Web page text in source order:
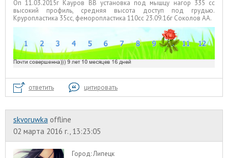
Оп 11.03.2015г Кауров ВВ установка под мышцу нагор 335 сс
высокий профиль, средняя высота доступ под грудью.
Круропластика 35сс, феморопластика 110сс 23.09.16г Соколов АА.
ответить цитировать
skvoruwka offline
02 марта 2016 г., 13:23:05
Город:Липецк